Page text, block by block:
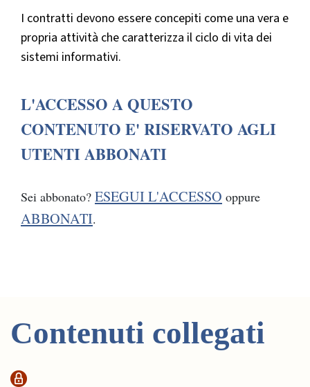
I contratti devono essere concepiti come una vera e
propria attività che caratterizza il ciclo di vita dei
sistemi informativi.
L'ACCESSO A QUESTO
CONTENUTO E' RISERVATO AGLI
UTENTI ABBONATI
Sei abbonato? ESEGUI L'ACCESSO oppure
ABBONATI.
Contenuti collegati